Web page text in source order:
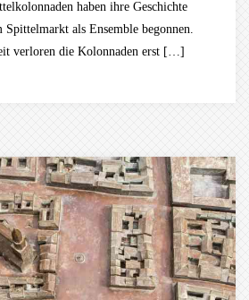
haben ihre Geschichte
Spittelmarkt als Ensemble begonnen.
verloren die Kolonnaden erst […]